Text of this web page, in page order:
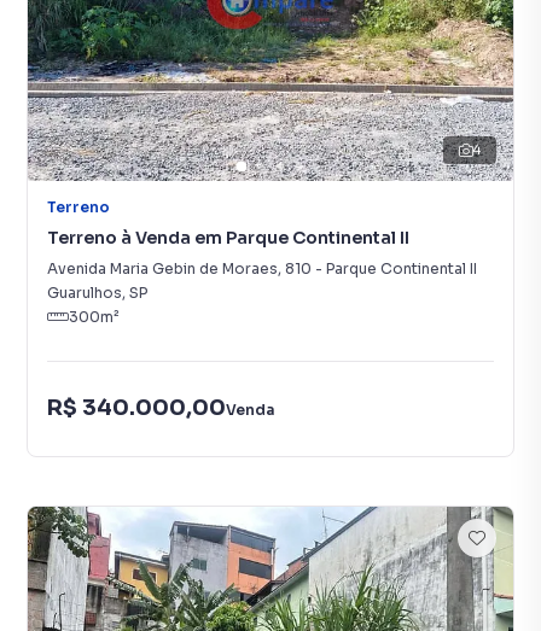
4
Terreno
Terreno à Venda em Parque Continental II
Avenida Maria Gebin de Moraes, 810 - Parque Continental II
Guarulhos, SP
300m²
R$ 340.000,00Venda